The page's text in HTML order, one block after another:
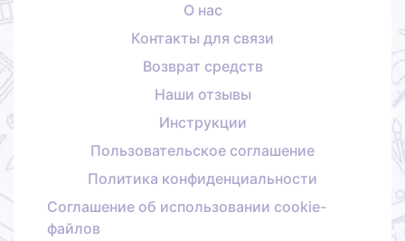
О нас
Контакты для связи
Возврат средств
Наши отзывы
Инструкции
Пользовательское соглашение
Политика конфиденциальности
Соглашение об использовании cookie-
файлов